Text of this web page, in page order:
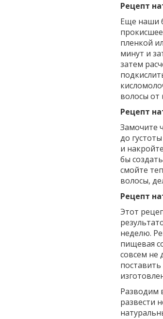
Рецепт
Еще наши
пленкой
минут и
затем
волосы
Рецепт
Замочите
до
и
бы
смойте
волосы,
Рецепт
Этот
неделю.
пищевая
совсем не
Разводим
развести